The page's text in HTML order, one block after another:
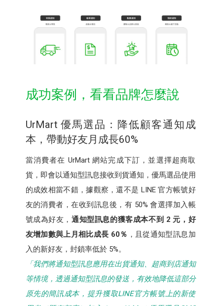
成功案例，看看品牌怎麼說
UrMart 優馬選品：降低顧客通知成
本，帶動好友月成長60%
當消費者在 UrMart 網站完成下訂，並選擇超商取
貨，即會以通知型訊息接收到貨通知，優馬選品使用
的成效相當不錯，據觀察，還不是 LINE 官方帳號好
友的消費者，在收到訊息後，有 50% 會選擇加入帳
號成為好友，通知型訊息的獲客成本不到 2 元，好
友增加數與上月相比成長 60％ ，且從通知型訊息加
入的新好友，封鎖率低於 5%。
「我們將通知型訊息應用在出貨通知、超商到店通知
等情境，透過通知型訊息的發送，有效地降低這部分
原先的簡訊成本，提升獲取LINE官方帳號上的新使